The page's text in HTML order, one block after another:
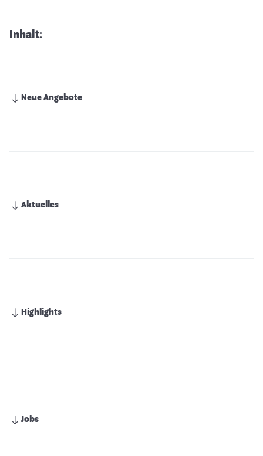
Inhalt:
Neue Angebote
Aktuelles
Highlights
Jobs